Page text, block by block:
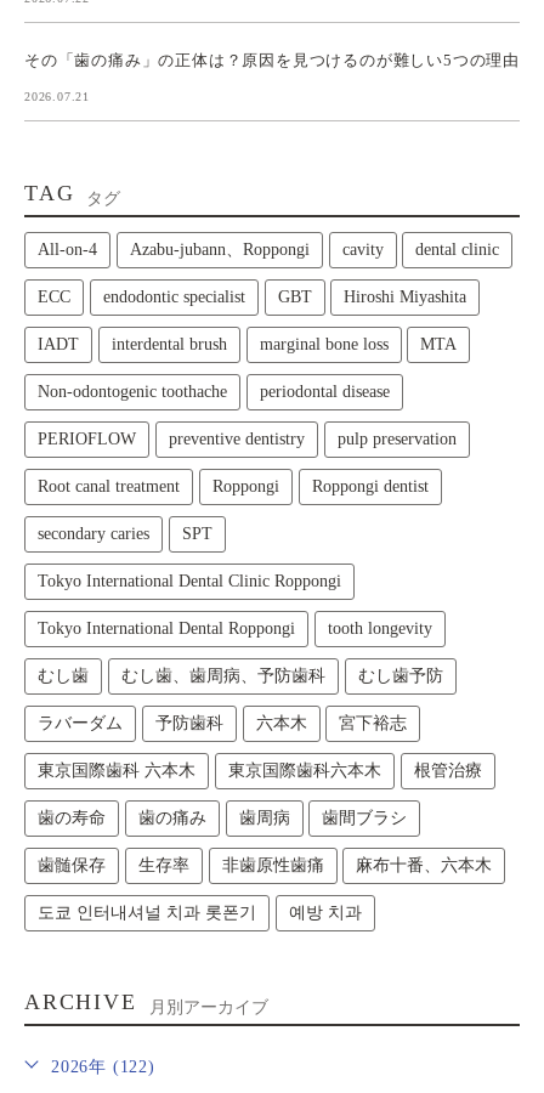
その「歯の痛み」の正体は？原因を見つけるのが難しい5つの理由
2026.07.21
TAG タグ
All‑on‑4 Azabu-jubann、Roppongi cavity dental clinic
ECC endodontic specialist GBT Hiroshi Miyashita
IADT interdental brush marginal bone loss MTA
Non-odontogenic toothache periodontal disease
PERIOFLOW preventive dentistry pulp preservation
Root canal treatment Roppongi Roppongi dentist
secondary caries SPT
Tokyo International Dental Clinic Roppongi
Tokyo International Dental Roppongi tooth longevity
むし歯 むし歯、歯周病、予防歯科 むし歯予防
ラバーダム 予防歯科 六本木 宮下裕志
東京国際歯科 六本木 東京国際歯科六本木 根管治療
歯の寿命 歯の痛み 歯周病 歯間ブラシ
歯髄保存 生存率 非歯原性歯痛 麻布十番、六本木
도쿄 인터내셔널 치과 롯폰기 예방 치과
ARCHIVE 月別アーカイブ
2026年 (122)